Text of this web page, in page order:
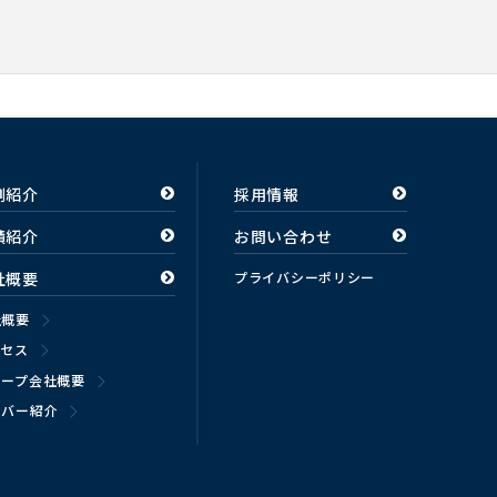
紹介
紹介
概要
要
ス
プ会社概要
ー紹介
採用情報
お問い合わせ
プライバシーポリシー